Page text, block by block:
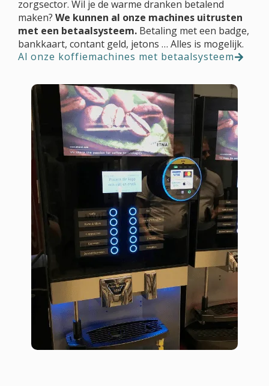
zorgsector. Wil je de warme dranken betalend
maken? We kunnen al onze machines uitrusten
met een betaalsysteem. Betaling met een badge,
bankkaart, contant geld, jetons … Alles is mogelijk.
Al onze koffiemachines met betaalsysteem